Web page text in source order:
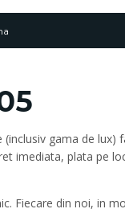
gama de lux)
imediata, plata pe
Fiecare din noi, in